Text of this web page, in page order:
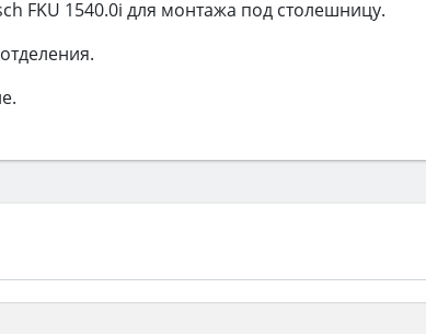
FKU 1540.0i для монтажа под столешницу.